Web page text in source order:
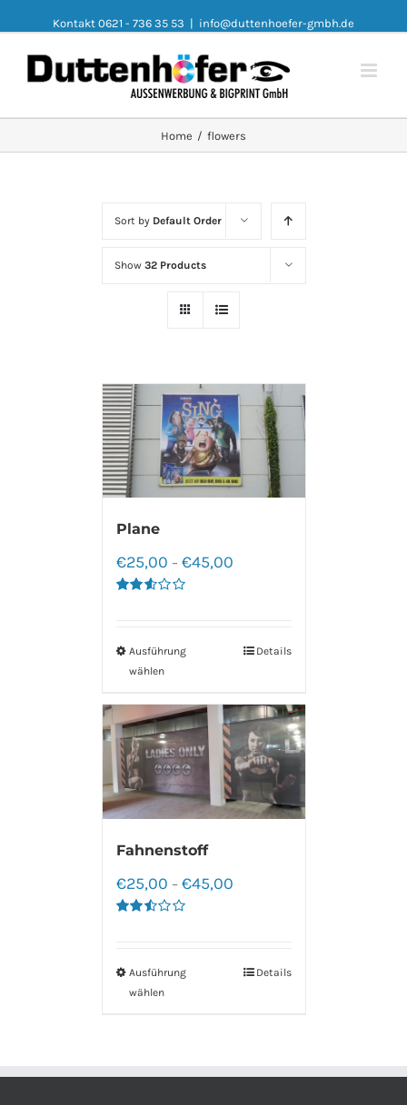
Kontakt 0621 - 736 35 53 | info@duttenhoefer-gmbh.de
Home / flowers
Sort by Default Order
Show 32 Products
Plane
von 5
€25,00 – €45,00
Ausführung
wählen
Details
Fahnenstoff
von 5
€25,00 – €45,00
Ausführung
wählen
Details